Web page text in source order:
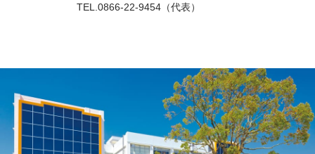
TEL.0866-22-9454（代表）